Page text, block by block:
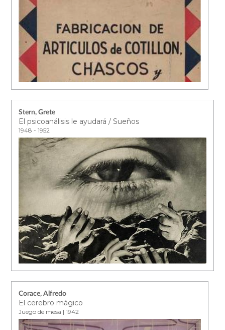
Stern, Grete
El psicoanálisis le ayudará / Sueños
1948 - 1952
Corace, Alfredo
El cerebro mágico
Juego de mesa | 1942